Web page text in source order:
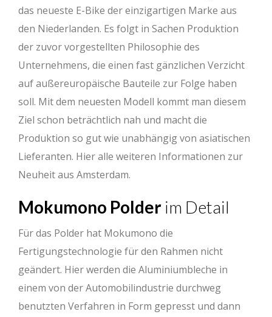
das neueste E-Bike der einzigartigen Marke aus
den Niederlanden. Es folgt in Sachen Produktion
der zuvor vorgestellten Philosophie des
Unternehmens, die einen fast gänzlichen Verzicht
auf außereuropäische Bauteile zur Folge haben
soll. Mit dem neuesten Modell kommt man diesem
Ziel schon beträchtlich nah und macht die
Produktion so gut wie unabhängig von asiatischen
Lieferanten. Hier alle weiteren Informationen zur
Neuheit aus Amsterdam.
Mokumono Polder im Detail
Für das Polder hat Mokumono die
Fertigungstechnologie für den Rahmen nicht
geändert. Hier werden die Aluminiumbleche in
einem von der Automobilindustrie durchweg
benutzten Verfahren in Form gepresst und dann